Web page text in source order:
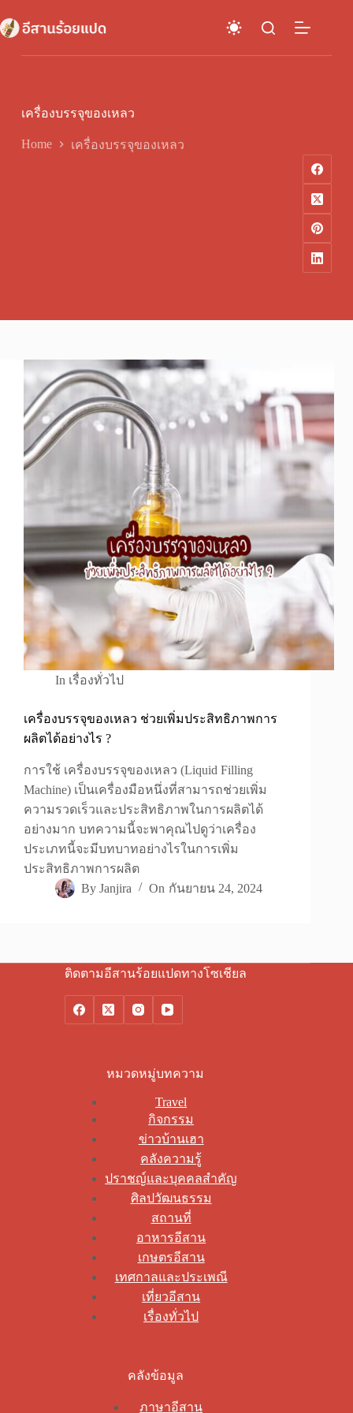
to
content
เครื่องบรรจุของเหลว
Home เครื่องบรรจุของเหลว
In เรื่องทั่วไป
เครื่องบรรจุของเหลว ช่วยเพิ่มประสิทธิภาพการ
ผลิตได้อย่างไร ?
การใช้ เครื่องบรรจุของเหลว (Liquid Filling
Machine) เป็นเครื่องมือหนึ่งที่สามารถช่วยเพิ่ม
ความรวดเร็วและประสิทธิภาพในการผลิตได้
อย่างมาก บทความนี้จะพาคุณไปดูว่าเครื่อง
ประเภทนี้จะมีบทบาทอย่างไรในการเพิ่ม
ประสิทธิภาพการผลิต
By Janjira On กันยายน 24, 2024
ติดตามอีสานร้อยแปดทางโซเชียล
หมวดหมู่บทความ
Travel
กิจกรรม
ข่าวบ้านเฮา
คลังความรู้
ปราชญ์และบุคคลสำคัญ
ศิลปวัฒนธรรม
สถานที่
อาหารอีสาน
เกษตรอีสาน
เทศกาลและประเพณี
เที่ยวอีสาน
เรื่องทั่วไป
คลังข้อมูล
ภาษาอีสาน